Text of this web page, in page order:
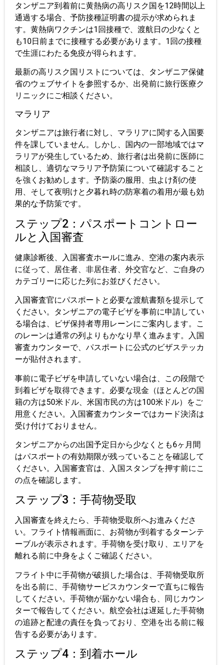
タンザニア到着前に黄熱病の高リスク国を12時間以上
通過する場合、予防接種証明書の提示が求められま
す。黄熱病ワクチンは1回接種で、渡航日の少なくと
も10日前までに接種する必要があります。1回の接種
で生涯にわたる免疫が得られます。
最新の高リスク国リストについては、タンザニア保健
省のウェブサイトを参照するか、出発前に旅行医療ク
リニックにご相談ください。
マラリア
タンザニアは旅行者に対し、マラリアに関する入国要
件を課していません。しかし、国内の一部地域ではマ
ラリアが発生しているため、旅行者は出発前に医師に
相談し、適切なマラリア予防策について確認すること
を強くお勧めします。予防薬の服用、虫よけ剤の使
用、そして夜明けと夕暮れ時の防寒着の着用が最も効
果的な予防策です。
ステップ2：パスポートコントロー
ルと入国審査
健康診断後、入国審査ホールに進み、空港の案内表示
に従って、居住者、非居住者、外交官など、ご自身の
カテゴリーに応じた列にお並びください。
入国審査官にパスポートと必要な渡航書類を提示して
ください。タンザニアの電子ビザを事前に申請してい
る場合は、ビザ保持者専用レーンにご案内します。こ
のレーンは通常の列よりもかなり早く進みます。入国
審査カウンターで、パスポートに公式のビザステッカ
ーが貼付されます。
事前に電子ビザを申請していない場合は、この段階で
到着ビザを取得できます。必要な現金（ほとんどの国
籍の方は50米ドル、米国市民の方は100米ドル）をご
用意ください。入国審査カウンターではカード決済は
受け付けておりません。
タンザニアからの出国予定日から少なくとも6ヶ月間
はパスポートの有効期限が残っていることを確認して
ください。入国審査官は、入国スタンプを押す前にこ
の点を確認します。
ステップ3：手荷物受取
入国審査を終えたら、手荷物受取所へお進みくださ
い。フライト情報画面に、お荷物が到着するターンテ
ーブルが表示されます。手荷物を受け取り、エリアを
離れる前に中身をよくご確認ください。
フライト中に手荷物が破損した場合は、手荷物受取所
を出る前に、手荷物サービスカウンターで直ちに報告
してください。手荷物が届かない場合も、同じカウン
ターで報告してください。航空会社は遅延した手荷物
の追跡と配達の責任を負っており、空港を出る前に報
告する必要があります。
ステップ4：到着ホール